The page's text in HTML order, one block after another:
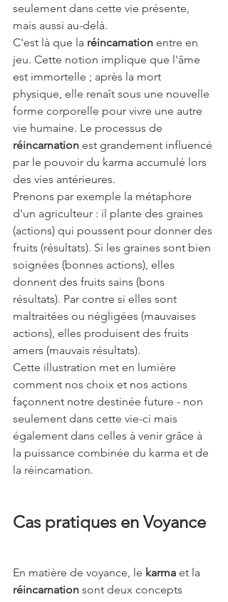
seulement dans cette vie présente,
mais aussi au-delà.
C'est là que la réincarnation entre en
jeu. Cette notion implique que l'âme
est immortelle ; après la mort
physique, elle renaît sous une nouvelle
forme corporelle pour vivre une autre
vie humaine. Le processus de
réincarnation est grandement influencé
par le pouvoir du karma accumulé lors
des vies antérieures.
Prenons par exemple la métaphore
d'un agriculteur : il plante des graines
(actions) qui poussent pour donner des
fruits (résultats). Si les graines sont bien
soignées (bonnes actions), elles
donnent des fruits sains (bons
résultats). Par contre si elles sont
maltraitées ou négligées (mauvaises
actions), elles produisent des fruits
amers (mauvais résultats).
Cette illustration met en lumière
comment nos choix et nos actions
façonnent notre destinée future - non
seulement dans cette vie-ci mais
également dans celles à venir grâce à
la puissance combinée du karma et de
la réincarnation.
Cas pratiques en Voyance
En matière de voyance, le karma et la
réincarnation sont deux concepts